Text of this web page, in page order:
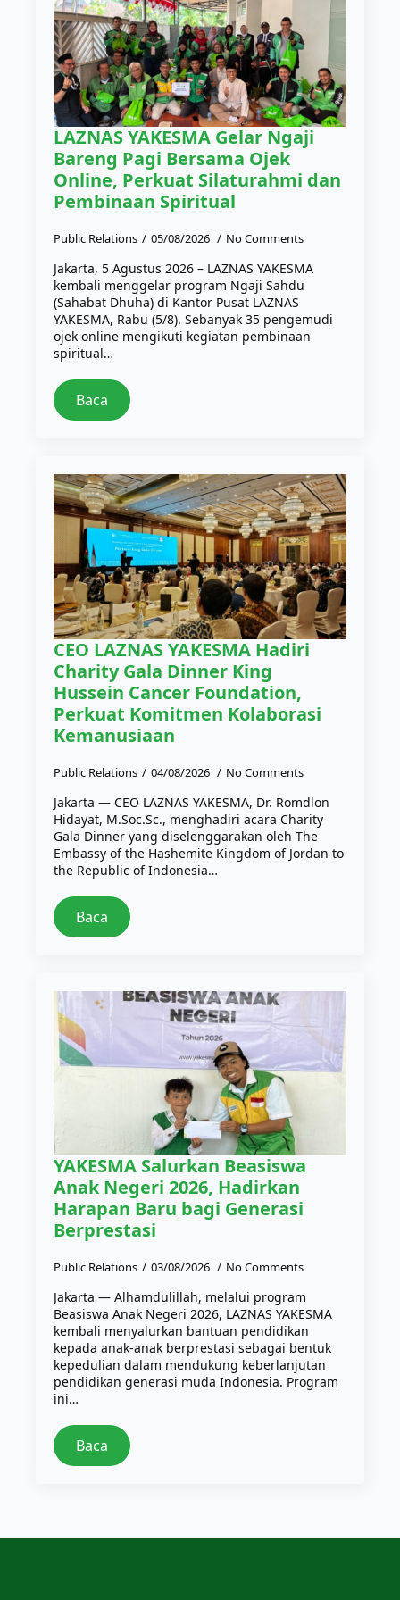
LAZNAS YAKESMA Gelar Ngaji
Bareng Pagi Bersama Ojek
Online, Perkuat Silaturahmi dan
Pembinaan Spiritual
Public Relations 05/08/2026 No Comments
Jakarta, 5 Agustus 2026 – LAZNAS YAKESMA
kembali menggelar program Ngaji Sahdu
(Sahabat Dhuha) di Kantor Pusat LAZNAS
YAKESMA, Rabu (5/8). Sebanyak 35 pengemudi
ojek online mengikuti kegiatan pembinaan
spiritual…
Baca
CEO LAZNAS YAKESMA Hadiri
Charity Gala Dinner King
Hussein Cancer Foundation,
Perkuat Komitmen Kolaborasi
Kemanusiaan
Public Relations 04/08/2026 No Comments
Jakarta — CEO LAZNAS YAKESMA, Dr. Romdlon
Hidayat, M.Soc.Sc., menghadiri acara Charity
Gala Dinner yang diselenggarakan oleh The
Embassy of the Hashemite Kingdom of Jordan to
the Republic of Indonesia…
Baca
YAKESMA Salurkan Beasiswa
Anak Negeri 2026, Hadirkan
Harapan Baru bagi Generasi
Berprestasi
Public Relations 03/08/2026 No Comments
Jakarta — Alhamdulillah, melalui program
Beasiswa Anak Negeri 2026, LAZNAS YAKESMA
kembali menyalurkan bantuan pendidikan
kepada anak-anak berprestasi sebagai bentuk
kepedulian dalam mendukung keberlanjutan
pendidikan generasi muda Indonesia. Program
ini…
Baca